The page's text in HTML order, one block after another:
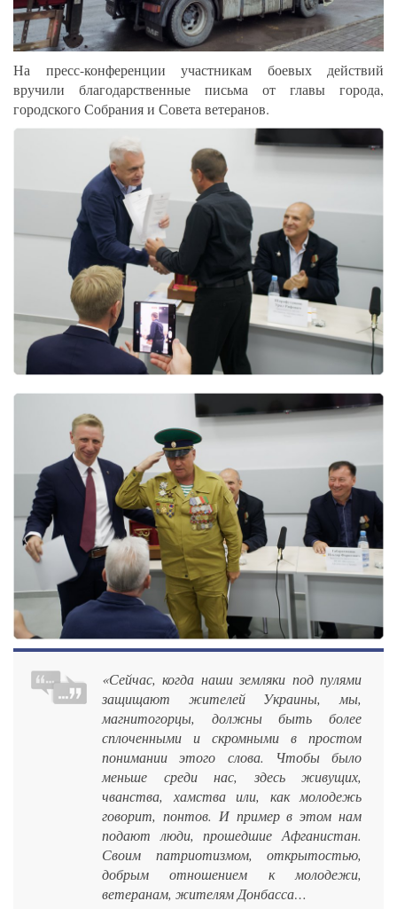
На пресс-конференции участникам боевых действий
вручили благодарственные письма от главы города,
городского Собрания и Совета ветеранов.
«Сейчас, когда наши земляки под пулями
защищают жителей Украины, мы,
магнитогорцы, должны быть более
сплоченными и скромными в простом
понимании этого слова. Чтобы было
меньше среди нас, здесь живущих,
чванства, хамства или, как молодежь
говорит, понтов. И пример в этом нам
подают люди, прошедшие Афганистан.
Своим патриотизмом, открытостью,
добрым отношением к молодежи,
ветеранам, жителям Донбасса…